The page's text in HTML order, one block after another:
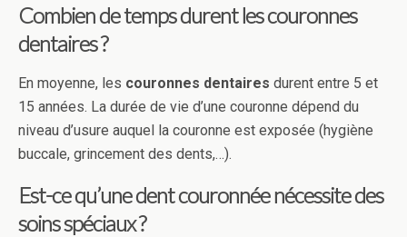
Combien de temps durent les couronnes
dentaires ?
En moyenne, les couronnes dentaires durent entre 5 et
15 années. La durée de vie d’une couronne dépend du
niveau d’usure auquel la couronne est exposée (hygiène
buccale, grincement des dents,…).
Est-ce qu’une dent couronnée nécessite des
soins spéciaux ?